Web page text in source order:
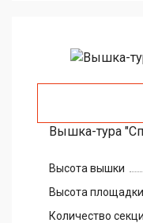
Вышка-тура
Высота вышки
Высота площадки
Количество